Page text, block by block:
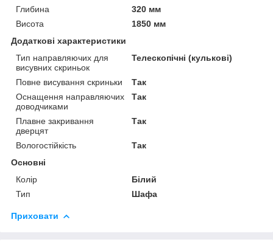
Глибина
320 мм
Висота
1850 мм
Додаткові характеристики
Тип направляючих для
висувних скриньок
Телескопічні (кулькові)
Повне висування скриньки
Так
Оснащення направляючих
доводчиками
Так
Плавне закривання
дверцят
Так
Вологостійкість
Так
Основні
Колір
Білий
Тип
Шафа
Приховати